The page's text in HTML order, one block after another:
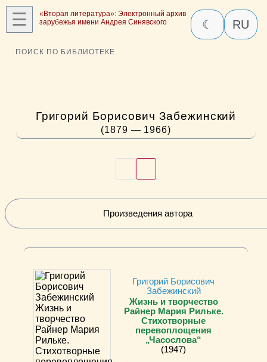
☰
«Вторая литература»: Электронный архив
зарубежья имени Андрея Синявского
☾ RU
ПОИСК ПО БИБЛИОТЕКЕ
Григорий Борисович Забежинский
(1879 — 1966)
Произведения автора
Григорий Борисович
Забежинский
Жизнь и творчество
Райнер Мария Рильке.
Стихотворные
перевоплощения
„Часослова“
(1947)